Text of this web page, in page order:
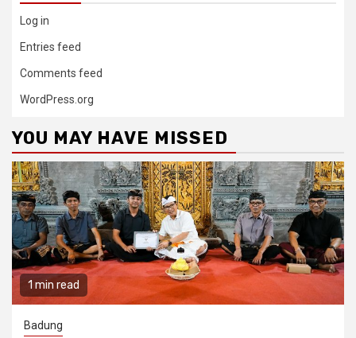
Log in
Entries feed
Comments feed
WordPress.org
YOU MAY HAVE MISSED
1 min read
Badung